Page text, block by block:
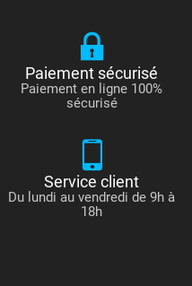
Paiement sécurisé
Paiement en ligne 100%
sécurisé
Service client
Du lundi au vendredi de 9h à
18h